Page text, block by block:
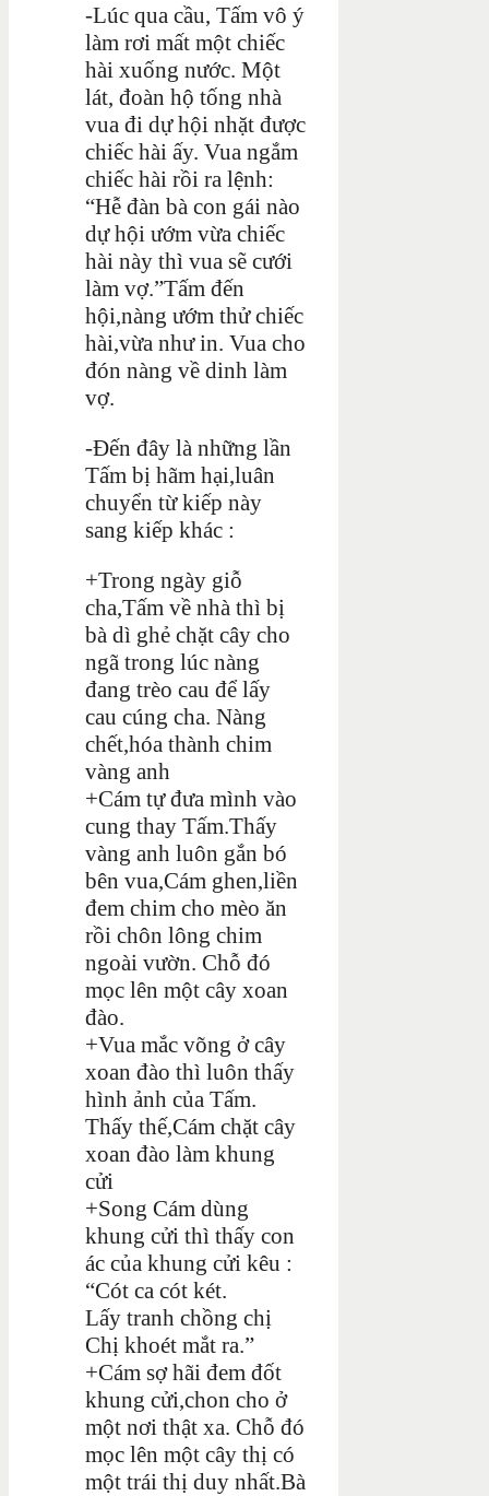
-Lúc qua cầu, Tấm vô ý
làm rơi mất một chiếc
hài xuống nước. Một
lát, đoàn hộ tống nhà
vua đi dự hội nhặt được
chiếc hài ấy. Vua ngắm
chiếc hài rồi ra lệnh:
“Hễ đàn bà con gái nào
dự hội ướm vừa chiếc
hài này thì vua sẽ cưới
làm vợ.”Tấm đến
hội,nàng ướm thử chiếc
hài,vừa như in. Vua cho
đón nàng về dinh làm
vợ.
-Đến đây là những lần
Tấm bị hãm hại,luân
chuyển từ kiếp này
sang kiếp khác :
+Trong ngày giỗ
cha,Tấm về nhà thì bị
bà dì ghẻ chặt cây cho
ngã trong lúc nàng
đang trèo cau để lấy
cau cúng cha. Nàng
chết,hóa thành chim
vàng anh
+Cám tự đưa mình vào
cung thay Tấm.Thấy
vàng anh luôn gắn bó
bên vua,Cám ghen,liền
đem chim cho mèo ăn
rồi chôn lông chim
ngoài vườn. Chỗ đó
mọc lên một cây xoan
đào.
+Vua mắc võng ở cây
xoan đào thì luôn thấy
hình ảnh của Tấm.
Thấy thế,Cám chặt cây
xoan đào làm khung
cửi
+Song Cám dùng
khung cửi thì thấy con
ác của khung cửi kêu :
“Cót ca cót két.
Lấy tranh chồng chị
Chị khoét mắt ra.”
+Cám sợ hãi đem đốt
khung cửi,chon cho ở
một nơi thật xa. Chỗ đó
mọc lên một cây thị có
một trái thị duy nhất.Bà